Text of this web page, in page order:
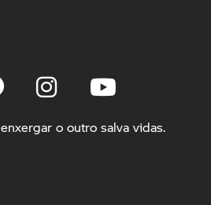
o outro salva vidas.